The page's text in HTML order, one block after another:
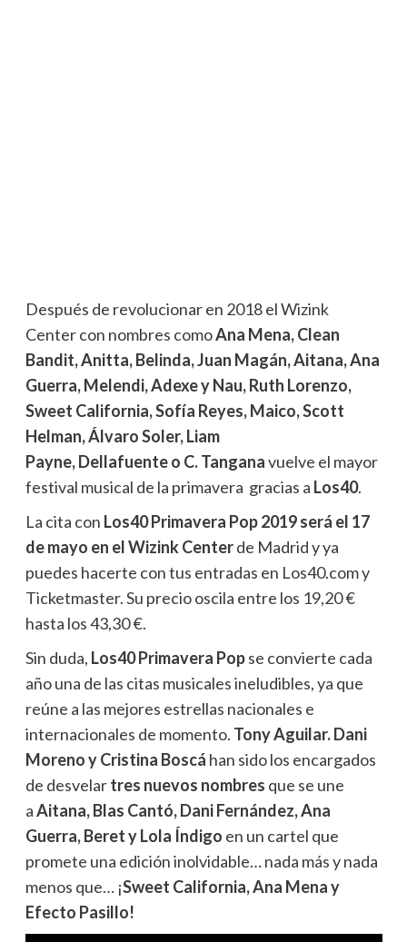
Después de revolucionar en 2018 el Wizink
Center con nombres comoAna Mena, Clean
Bandit, Anitta, Belinda, Juan Magán, Aitana, Ana
Guerra, Melendi, Adexe y Nau, Ruth Lorenzo,
Sweet California, Sofía Reyes, Maico, Scott
Helman, Álvaro Soler, Liam
Payne, Dellafuente o C. Tanganavuelve el mayor
festival musical de la primavera gracias a Los40.
La cita con Los40 Primavera Pop 2019 será el 17
de mayo en el Wizink Centerde Madrid y ya
puedes hacerte con tus entradas en Los40.com y
Ticketmaster. Su precio oscila entre los 19,20 €
hasta los 43,30 €.
Sin duda, Los40 Primavera Popse convierte cada
año una de las citas musicales ineludibles, ya que
reúne a las mejores estrellas nacionales e
internacionales de momento. Tony Aguilar. Dani
Moreno y Cristina Boscá han sido los encargados
de desvelartres nuevos nombres que se une
aAitana, Blas Cantó, Dani Fernández, Ana
Guerra, Beret y Lola Índigo en un cartel que
promete una edición inolvidable… nada más y nada
menos que… ¡Sweet California, Ana Mena y
Efecto Pasillo!